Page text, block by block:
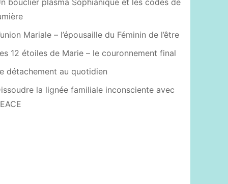
bouclier plasma Sophianique et les codes de
Mariale – l’épousaille du Féminin de l’être
12 étoiles de Marie – le couronnement final
détachement au quotidien
la lignée familiale inconsciente avec